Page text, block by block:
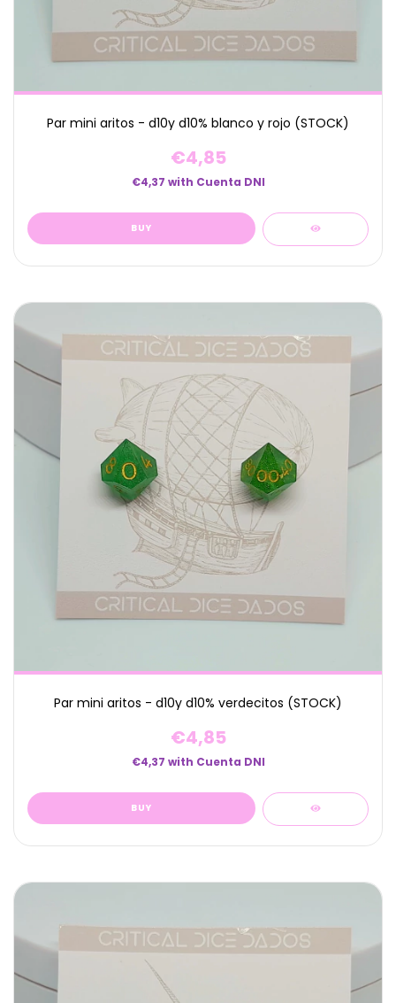
Par mini aritos - d10y d10% blanco y rojo (STOCK)
€4,85
€4,37 with Cuenta DNI
Par mini aritos - d10y d10% verdecitos (STOCK)
€4,85
€4,37 with Cuenta DNI